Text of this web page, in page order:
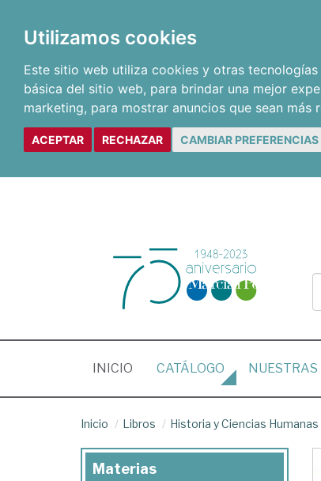
Utilizamos cookies
Este sitio web utiliza cookies y otras
básica del sitio web, para brindar una mejor
marketing, para mostrar anuncios que sean más
ACEPTAR RECHAZAR CAMBIAR PREFERENCIAS
INICIO (CURRENT)
CATÁLOGO NUESTRAS
Inicio Libros Historia y Ciencias Humanas
Materias